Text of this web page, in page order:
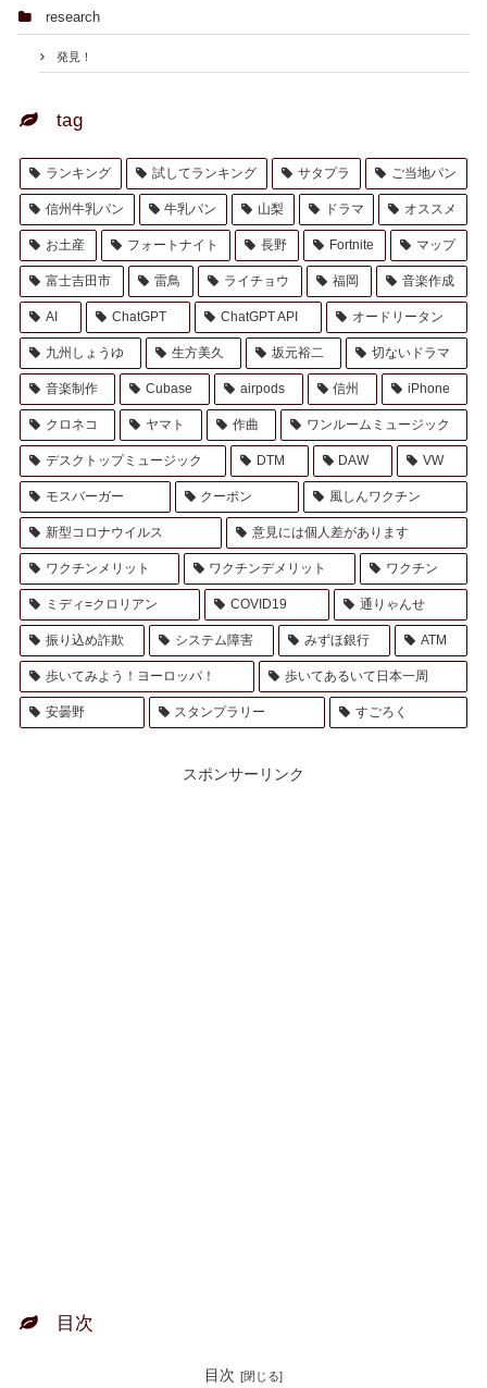
research
発見！
tag
ランキング 試してランキング サタプラ ご当地パン
信州牛乳パン 牛乳パン 山梨 ドラマ オススメ
お土産 フォートナイト 長野 Fortnite マップ
富士吉田市 雷鳥 ライチョウ 福岡 音楽作成
AI ChatGPT ChatGPT API オードリータン
九州しょうゆ 生方美久 坂元裕二 切ないドラマ
音楽制作 Cubase airpods 信州 iPhone
クロネコ ヤマト 作曲 ワンルームミュージック
デスクトップミュージック DTM DAW VW
モスバーガー クーポン 風しんワクチン
新型コロナウイルス 意見には個人差があります
ワクチンメリット ワクチンデメリット ワクチン
ミディ=クロリアン COVID19 通りゃんせ
振り込め詐欺 システム障害 みずほ銀行 ATM
歩いてみよう！ヨーロッパ！ 歩いてあるいて日本一周
安曇野 スタンプラリー すごろく
スポンサーリンク
目次
目次